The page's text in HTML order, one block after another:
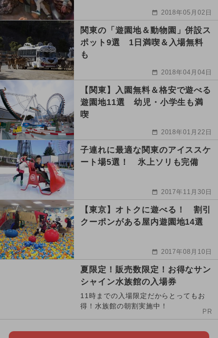
2018年05月02日
関東の「遊園地＆動物園」併設ス
ポット9選 1日満喫＆入場無料
も
2018年04月04日
【関東】入園無料＆格安で遊べる
遊園地11選 幼児・小学生も満
喫
2018年01月22日
子連れに最適な関東のアイススケ
ート場5選！ 氷上ソリも完備
2017年11月30日
【東京】オトクに遊べる！ 割引
クーポンがある屋内遊園地14選
2017年08月10日
夏限定！販売数限定！お得なサン
シャイン水族館の入場券
11時までの入場限定だからとってもお
得！水族館の朝割実施中！
PR